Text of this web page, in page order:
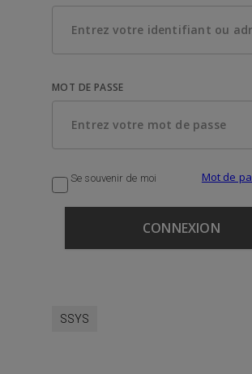
MOT DE PASSE
Se souvenir de moi Mot de
SSYS